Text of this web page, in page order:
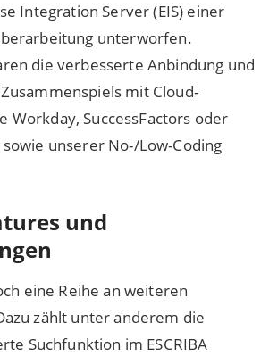
Integration Server (EIS) einer
unterworfen.
die verbesserte Anbindung und
mit Cloud-
Workday, SuccessFactors oder
unserer No-/Low-Coding
und
eine Reihe an weiteren
zählt unter anderem die
Suchfunktion im ESCRIBA